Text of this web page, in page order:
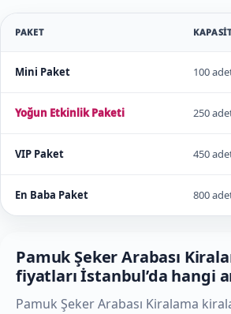
PAKET
Mini Paket 100
Yoğun Etkinlik Paketi 250
VIP Paket 450
En Baba Paket 800
Pamuk Şeker Arabası
fiyatları İstanbul’da hangi
Pamuk Şeker Arabası Kiralama